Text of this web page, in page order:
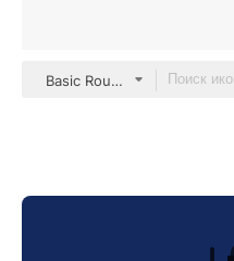
Basic Rounded Flat